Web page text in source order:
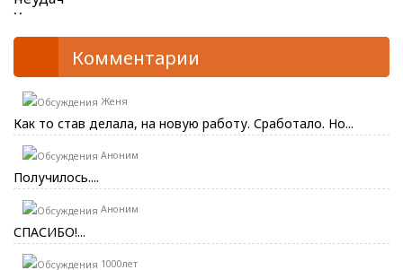
Комментарии
Женя
Как то став делала, на новую работу. Сработало. Но...
Аноним
Получилось....
Аноним
СПАСИБО!...
1000лет